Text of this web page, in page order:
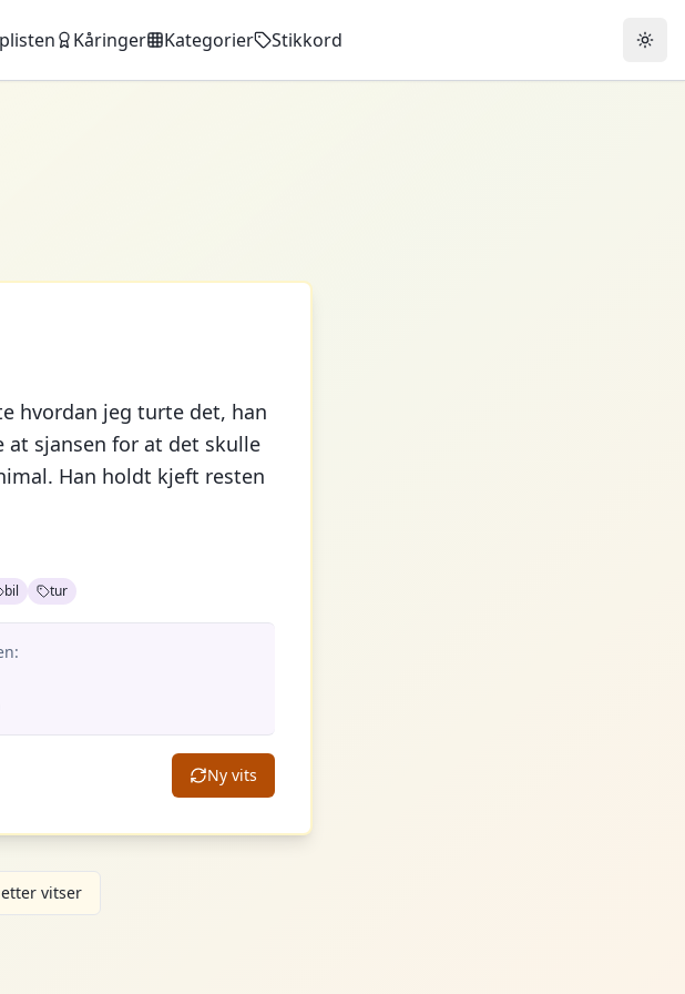
Kåringer Kategorier Stikkord
hvordan jeg turte det, han
at sjansen for at det skulle
Han holdt kjeft resten
bil tur
Ny vits
etter vitser